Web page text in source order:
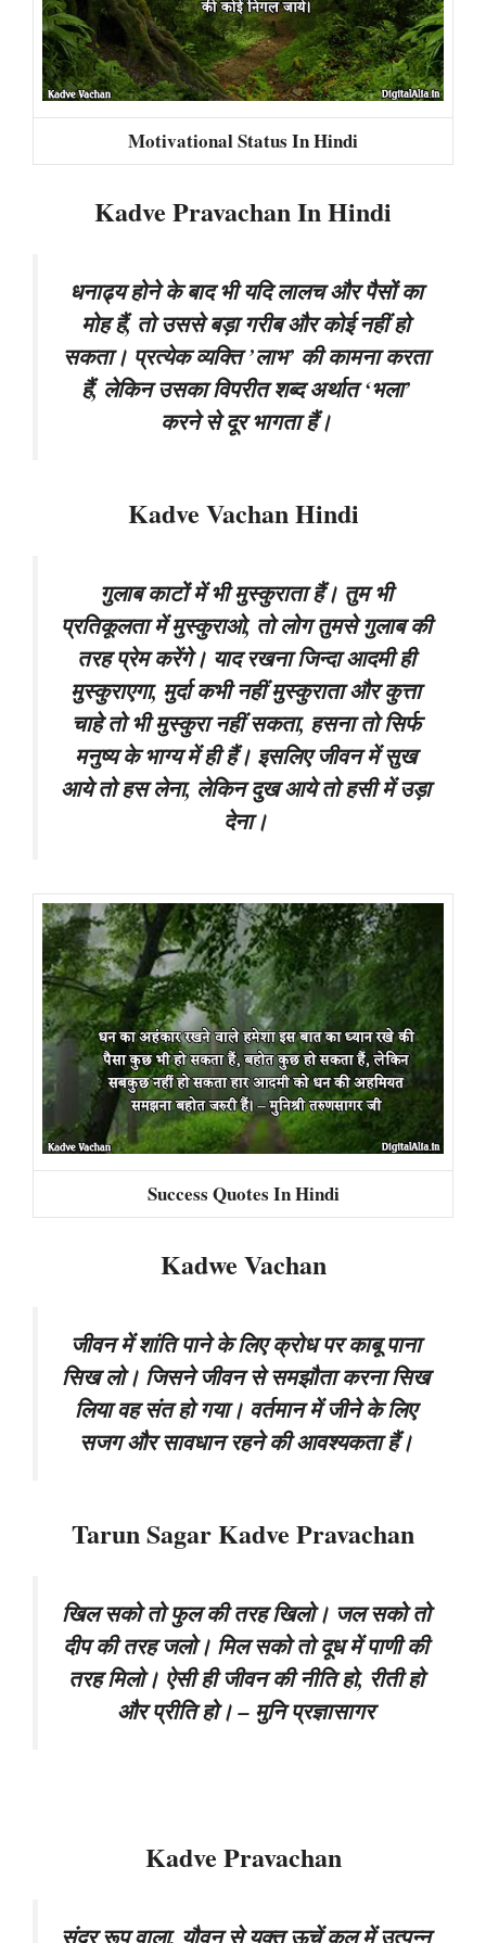
Motivational Status In Hindi
Kadve Pravachan In Hindi
धनाढ्य होने के बाद भी यदि लालच और पैसों का
मोह हैं, तो उससे बड़ा गरीब और कोई नहीं हो
सकता। प्रत्येक व्यक्ति ’लाभ’ की कामना करता
हैं, लेकिन उसका विपरीत शब्द अर्थात ‘भला’
करने से दूर भागता हैं।
Kadve Vachan Hindi
गुलाब काटों में भी मुस्कुराता हैं। तुम भी
प्रतिकूलता में मुस्कुराओ, तो लोग तुमसे गुलाब की
तरह प्रेम करेंगे। याद रखना जिन्दा आदमी ही
मुस्कुराएगा, मुर्दा कभी नहीं मुस्कुराता और कुत्ता
चाहे तो भी मुस्कुरा नहीं सकता, हसना तो सिर्फ
मनुष्य के भाग्य में ही हैं। इसलिए जीवन में सुख
आये तो हस लेना, लेकिन दुख आये तो हसी में उड़ा
देना।
Success Quotes In Hindi
Kadwe Vachan
जीवन में शांति पाने के लिए क्रोध पर काबू पाना
सिख लो। जिसने जीवन से समझौता करना सिख
लिया वह संत हो गया। वर्तमान में जीने के लिए
सजग और सावधान रहने की आवश्यकता हैं।
Tarun Sagar Kadve Pravachan
खिल सको तो फुल की तरह खिलो। जल सको तो
दीप की तरह जलो। मिल सको तो दूध में पाणी की
तरह मिलो। ऐसी ही जीवन की नीति हो, रीती हो
और प्रीति हो। – मुनि प्रज्ञासागर
Kadve Pravachan
सुंदर रूप वाला, यौवन से युक्त ऊचें कुल में उत्पन्न